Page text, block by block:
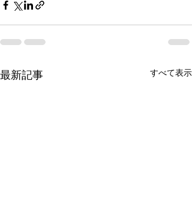
最新記事 すべて表示